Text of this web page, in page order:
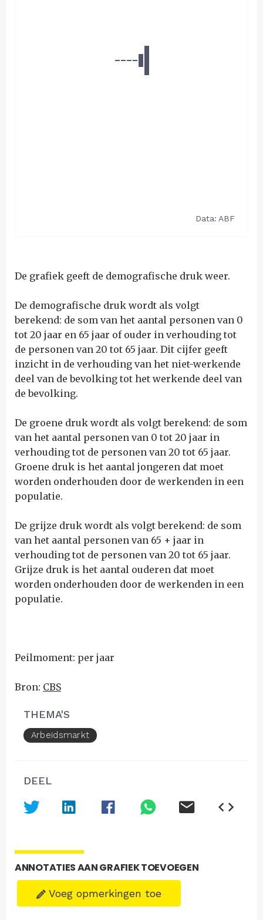
De grafiek geeft de demografische druk weer.
De demografische druk wordt als volgt
berekend: de som van het aantal personen van 0
tot 20 jaar en 65 jaar of ouder in verhouding tot
de personen van 20 tot 65 jaar. Dit cijfer geeft
inzicht in de verhouding van het niet-werkende
deel van de bevolking tot het werkende deel van
de bevolking.
De groene druk wordt als volgt berekend: de som
van het aantal personen van 0 tot 20 jaar in
verhouding tot de personen van 20 tot 65 jaar.
Groene druk is het aantal jongeren dat moet
worden onderhouden door de werkenden in een
populatie.
De grijze druk wordt als volgt berekend: de som
van het aantal personen van 65 + jaar in
verhouding tot de personen van 20 tot 65 jaar.
Grijze druk is het aantal ouderen dat moet
worden onderhouden door de werkenden in een
populatie.
Peilmoment: per jaar
Bron: CBS
THEMA'S
Arbeidsmarkt
DEEL
ANNOTATIES AAN GRAFIEK TOEVOEGEN
Voeg opmerkingen toe